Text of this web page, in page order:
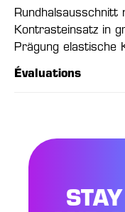
Rundhalsausschnitt
Kontrasteinsatz in
Prägung elastische
Évaluations